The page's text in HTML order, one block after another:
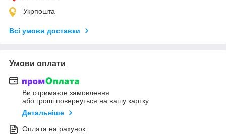
Укрпошта
Всі умови доставки
Умови оплати
Ви отримаєте замовлення
або гроші повернуться на вашу картку
Детальніше
Оплата на рахунок